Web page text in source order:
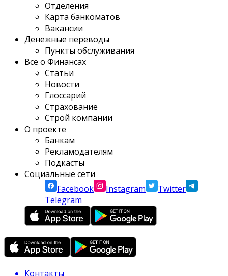
Отделения
Карта банкоматов
Вакансии
Денежные переводы
Пункты обслуживания
Все о Финансах
Статьи
Новости
Глоссарий
Страхование
Строй компании
О проекте
Банкам
Рекламодателям
Подкасты
Социальные сети
Facebook
Instagram
Twitter
Telegram
Контакты